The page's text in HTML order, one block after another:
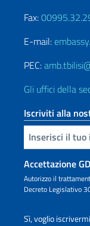
Fax:
E-mail:
PEC:
Gli uffici della
Iscriviti alla
Inserisci la tua email
Accettazione
Autorizzo il
Decreto Legislativo
Sì, voglio